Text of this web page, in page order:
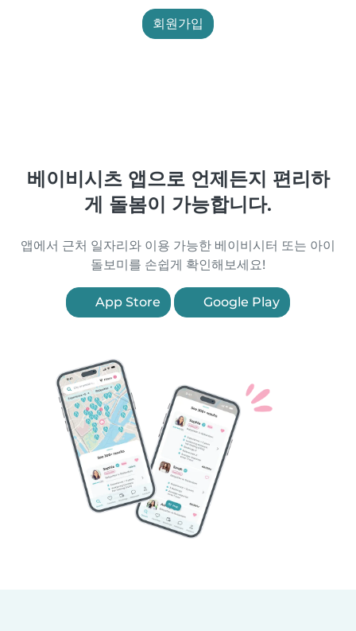
회원가입
베이비시츠 앱으로 언제든지 편리하
게 돌봄이 가능합니다.
앱에서 근처 일자리와 이용 가능한 베이비시터 또는 아이
돌보미를 손쉽게 확인해보세요!
App Store Google Play